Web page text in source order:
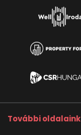
További oldalaink